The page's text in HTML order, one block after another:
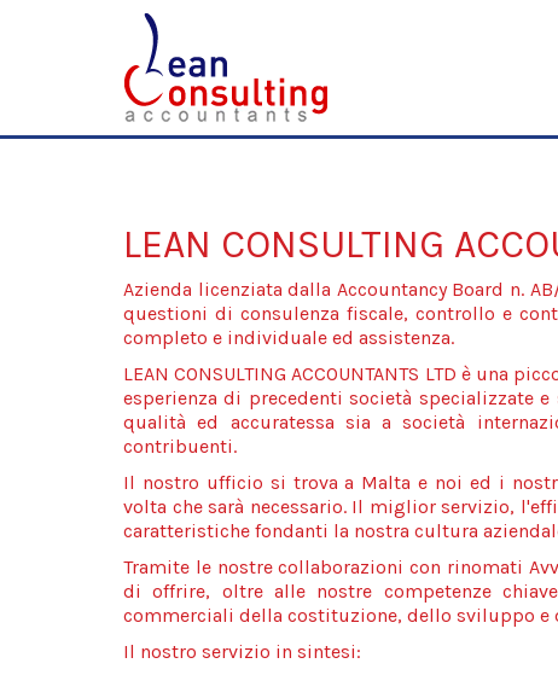
LEAN CONSULTING
Azienda licenziata dalla Accountancy Board n.
questioni di consulenza fiscale, controllo e
completo e individuale ed assistenza.
LEAN CONSULTING ACCOUNTANTS LTD è
esperienza di precedenti società specializzate
qualità ed accuratessa sia a società
contribuenti.
Il nostro ufficio si trova a Malta e noi ed i
volta che sarà necessario. Il miglior servizio,
caratteristiche fondanti la nostra cultura
Tramite le nostre collaborazioni con rinomati
di offrire, oltre alle nostre competenze
commerciali della costituzione, dello sviluppo e
Il nostro servizio in sintesi: